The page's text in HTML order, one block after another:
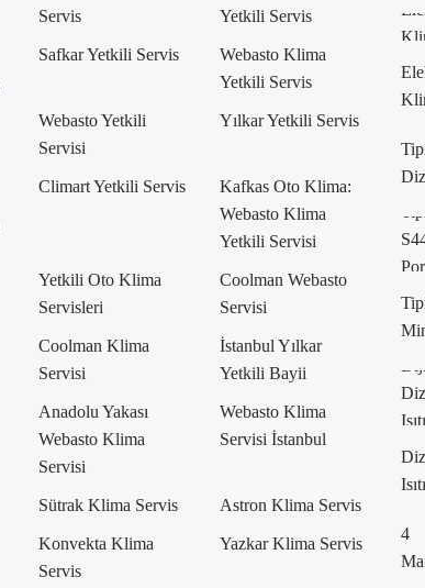
Servis
Yetkili Servis
Safkar Yetkili Servis
Webasto Klima
Yetkili Servis
Webasto Yetkili
Servisi
Yılkar Yetkili Servis
Climart Yetkili Servis
Kafkas Oto Klima:
Webasto Klima
Yetkili Servisi
Yetkili Oto Klima
Servisleri
Coolman Webasto
Servisi
Coolman Klima
Servisi
İstanbul Yılkar
Yetkili Bayii
Anadolu Yakası
Webasto Klima
Servisi
Webasto Klima
Servisi İstanbul
Sütrak Klima Servis Astron Klima Servis
Konvekta Klima
Servis
Yazkar Klima Servis